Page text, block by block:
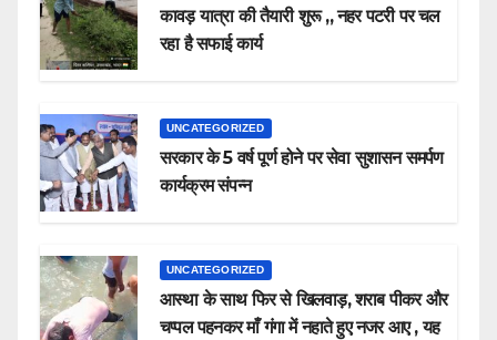
कावड़ यात्रा की तैयारी शुरू ,, नहर पटरी पर चल
रहा है सफाई कार्य
UNCATEGORIZED
सरकार के 5 वर्ष पूर्ण होने पर सेवा सुशासन समर्पण
कार्यक्रम संपन्न
UNCATEGORIZED
आस्था के साथ फिर से खिलवाड़, शराब पीकर और
चप्पल पहनकर माँ गंगा में नहाते हुए नजर आए , यह